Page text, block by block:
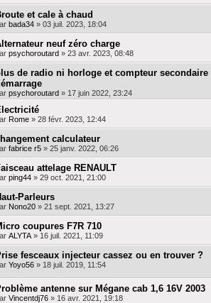
et cale à chaud
bada34» 03 juil. 2023, 18:04
neuf zéro charge
psychoroutard» 23 avr. 2023, 08:48
de radio ni horloge et compteur secondaire
psychoroutard» 17 juin 2022, 23:24
Rome» 28 févr. 2023, 12:44
calculateur
fabrice r5» 25 janv. 2022, 06:26
attelage RENAULT
ping44» 29 oct. 2021, 21:00
Parleurs
Nono20» 21 sept. 2021, 13:27
coupures F7R 710
ALYTA» 16 juil. 2021, 11:09
fesceaux injecteur cassez ou en trouver ?
Yoyo56» 18 juil. 2019, 11:54
antenne sur Mégane cab 1,6 16V 2003
Vincentdj76» 16 avr. 2021, 19:18